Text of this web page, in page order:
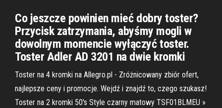
Co jeszcze powinien mieć dobry toster?
Przycisk zatrzymania, abyśmy mogli w
dowolnym momencie wyłączyć toster.
Toster Adler AD 3201 na dwie kromki
Toster na 4 kromki na Allegro.pl - Zróżnicowany zbiór ofert,
najlepsze ceny i promocje. Wejdź i znajdź to, czego szukasz!
Toster na 2 kromki 50's Style czarny matowy TSF01BLMEU »